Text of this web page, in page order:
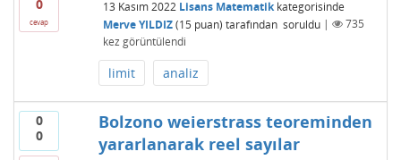
0
cevap
13 Kasım 2022 Lisans Matematikkategorisinde
Merve YILDIZ (15 puan) tarafından soruldu |
735
kez görüntülendi
limit analiz
0
0
Bolzono weierstrass teoreminden
yararlanarak reel sayılar